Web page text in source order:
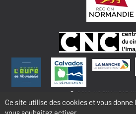
© 2018 NORMANDIE
Ce site utilise des cookies et vous donne